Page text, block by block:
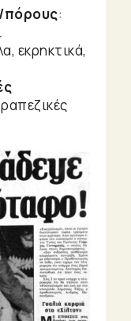
πόρους:
εκρηκτικά,